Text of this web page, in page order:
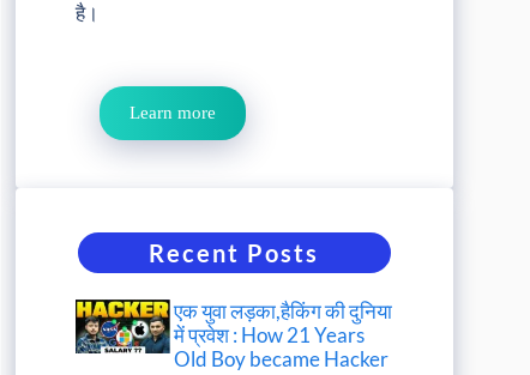
है।
Learn more
Recent Posts
एक युवा लड़का,हैकिंग की दुनिया
में प्रवेश : How 21 Years
Old Boy became Hacker